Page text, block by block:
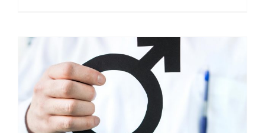
L’ossigenoterapia iperbarica
recupera la funzione erettile